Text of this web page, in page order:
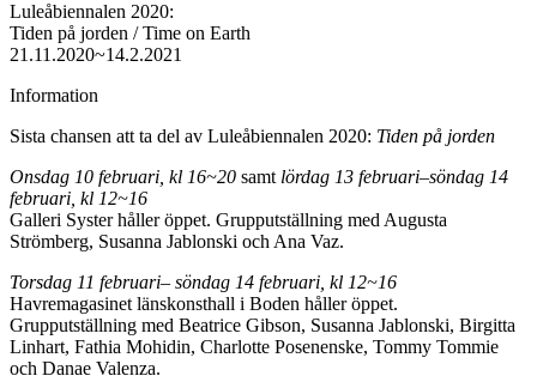
Luleåbiennalen 2020:
Tiden på jorden / Time on Earth
21.11.2020~14.2.2021
Information
Sista chansen att ta del av Luleåbiennalen 2020: Tiden på jorden
Onsdag 10 februari, kl 16~20 samt lördag 13 februari–söndag 14
februari, kl 12~16
Galleri Syster håller öppet. Grupputställning med Augusta
Strömberg, Susanna Jablonski och Ana Vaz.
Torsdag 11 februari– söndag 14 februari, kl 12~16
Havremagasinet länskonsthall i Boden håller öppet.
Grupputställning med Beatrice Gibson, Susanna Jablonski, Birgitta
Linhart, Fathia Mohidin, Charlotte Posenenske, Tommy Tommie
och Danae Valenza.